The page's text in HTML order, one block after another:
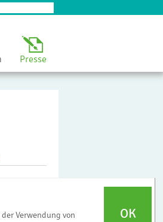
Verwendung von
OK
Presse